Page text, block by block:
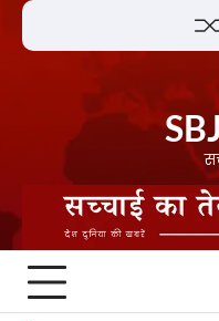
Skip